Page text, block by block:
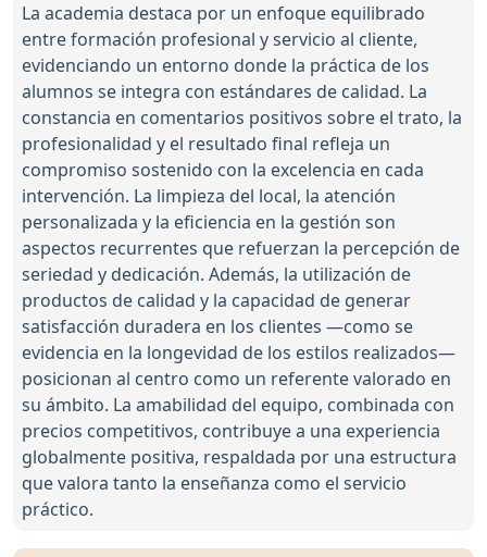
La academia destaca por un enfoque equilibrado
entre formación profesional y servicio al cliente,
evidenciando un entorno donde la práctica de los
alumnos se integra con estándares de calidad. La
constancia en comentarios positivos sobre el trato, la
profesionalidad y el resultado final refleja un
compromiso sostenido con la excelencia en cada
intervención. La limpieza del local, la atención
personalizada y la eficiencia en la gestión son
aspectos recurrentes que refuerzan la percepción de
seriedad y dedicación. Además, la utilización de
productos de calidad y la capacidad de generar
satisfacción duradera en los clientes —como se
evidencia en la longevidad de los estilos realizados—
posicionan al centro como un referente valorado en
su ámbito. La amabilidad del equipo, combinada con
precios competitivos, contribuye a una experiencia
globalmente positiva, respaldada por una estructura
que valora tanto la enseñanza como el servicio
práctico.